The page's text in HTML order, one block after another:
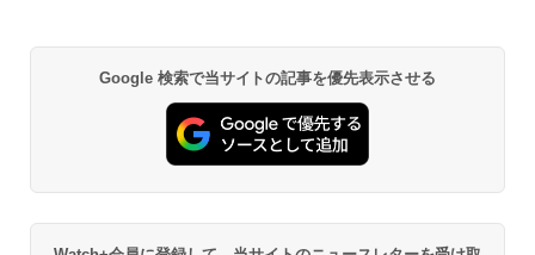
Google 検索で当サイトの記事を優先表示させる